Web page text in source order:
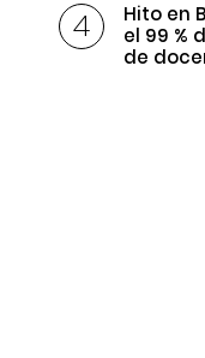
Hito en
el 99 %
de